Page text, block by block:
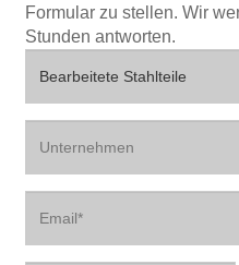
Formular zu stellen. Wir
Stunden antworten.